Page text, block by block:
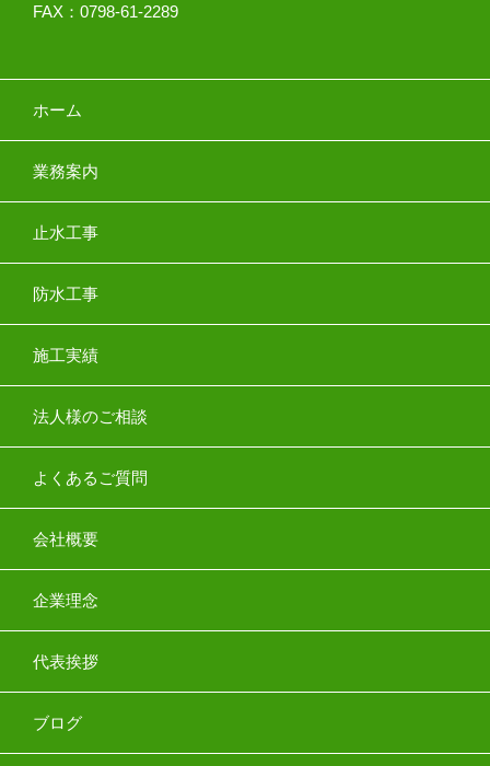
FAX：0798-61-2289
ホーム
業務案内
止水工事
防水工事
施工実績
法人様のご相談
よくあるご質問
会社概要
企業理念
代表挨拶
ブログ